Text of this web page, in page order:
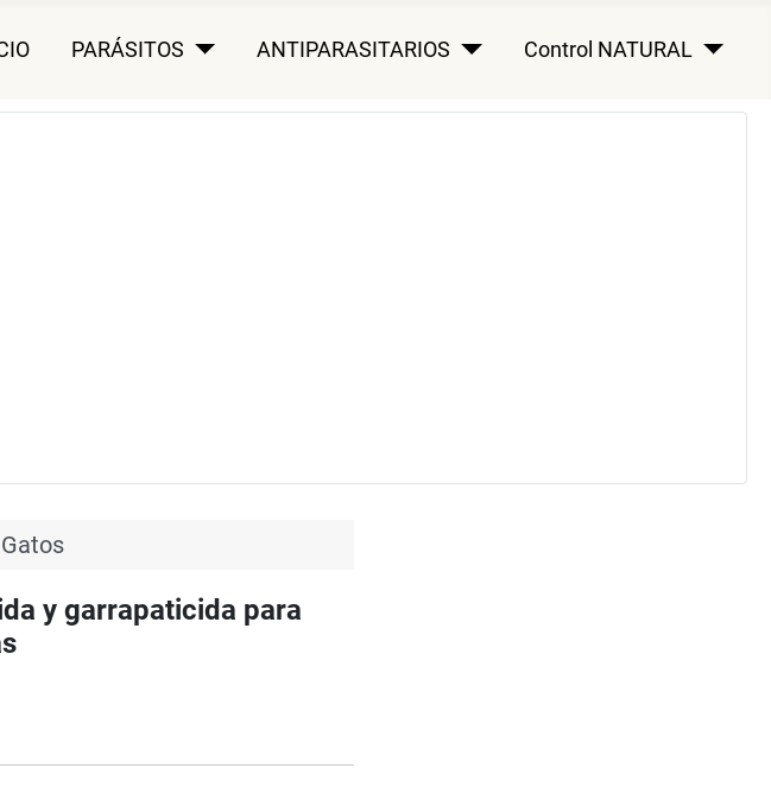
PARÁSITOS ANTIPARASITARIOS Control NATURAL
y garrapaticida para